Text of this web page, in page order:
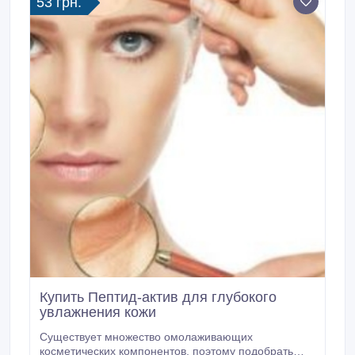
служить Вам «верой и правдой» и дарить
настоящую молодость.
Купить Пептид-актив для глубокого
увлажнения кожи
Существует множество омолаживающих
косметических компонентов, поэтому подобрать